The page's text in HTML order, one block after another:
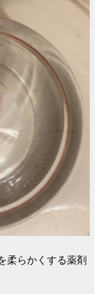
柔らかくする薬剤